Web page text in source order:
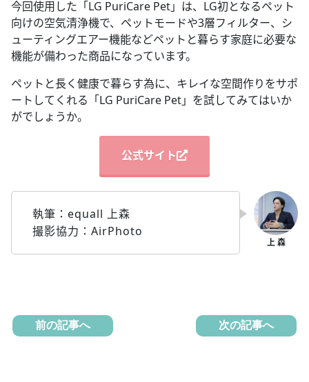
今回使用した「LG PuriCare Pet」は、LG初となるペット
向けの空気清浄機で、ペットモードや3層フィルター、シ
ューティングエアー機能などペットと暮らす家庭に必要な
機能が備わった商品になっています。
ペットと長く健康で暮らす為に、キレイな空間作りをサポ
ートしてくれる「LG PuriCare Pet」を試してみてはいか
がでしょうか。
公式サイト
執筆：equall 上森
撮影協力：AirPhoto
前の記事へ 次の記事へ